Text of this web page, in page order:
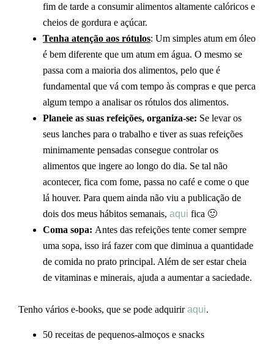
fim de tarde a consumir alimentos altamente calóricos e
cheios de gordura e açúcar.
Tenha atenção aos rótulos: Um simples atum em óleo
é bem diferente que um atum em água. O mesmo se
passa com a maioria dos alimentos, pelo que é
fundamental que vá com tempo às compras e que perca
algum tempo a analisar os rótulos dos alimentos.
Planeie as suas refeições, organiza-se: Se levar os
seus lanches para o trabalho e tiver as suas refeições
minimamente pensadas consegue controlar os
alimentos que ingere ao longo do dia. Se tal não
acontecer, fica com fome, passa no café e come o que
lá houver. Para quem ainda não viu a publicação de
dois dos meus hábitos semanais, aqui fica 🙂
Coma sopa: Antes das refeições tente comer sempre
uma sopa, isso irá fazer com que diminua a quantidade
de comida no prato principal. Além de ser estar cheia
de vitaminas e minerais, ajuda a aumentar a saciedade.
Tenho vários e-books, que se pode adquiriraqui.
50 receitas de pequenos-almoços e snacks